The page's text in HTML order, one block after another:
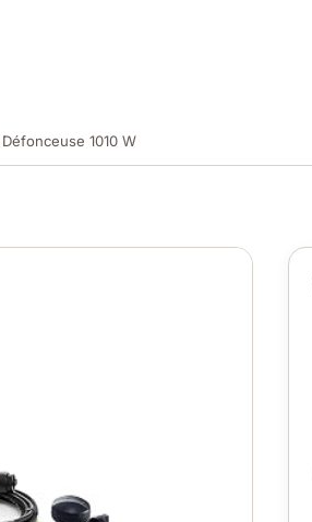
1010 W